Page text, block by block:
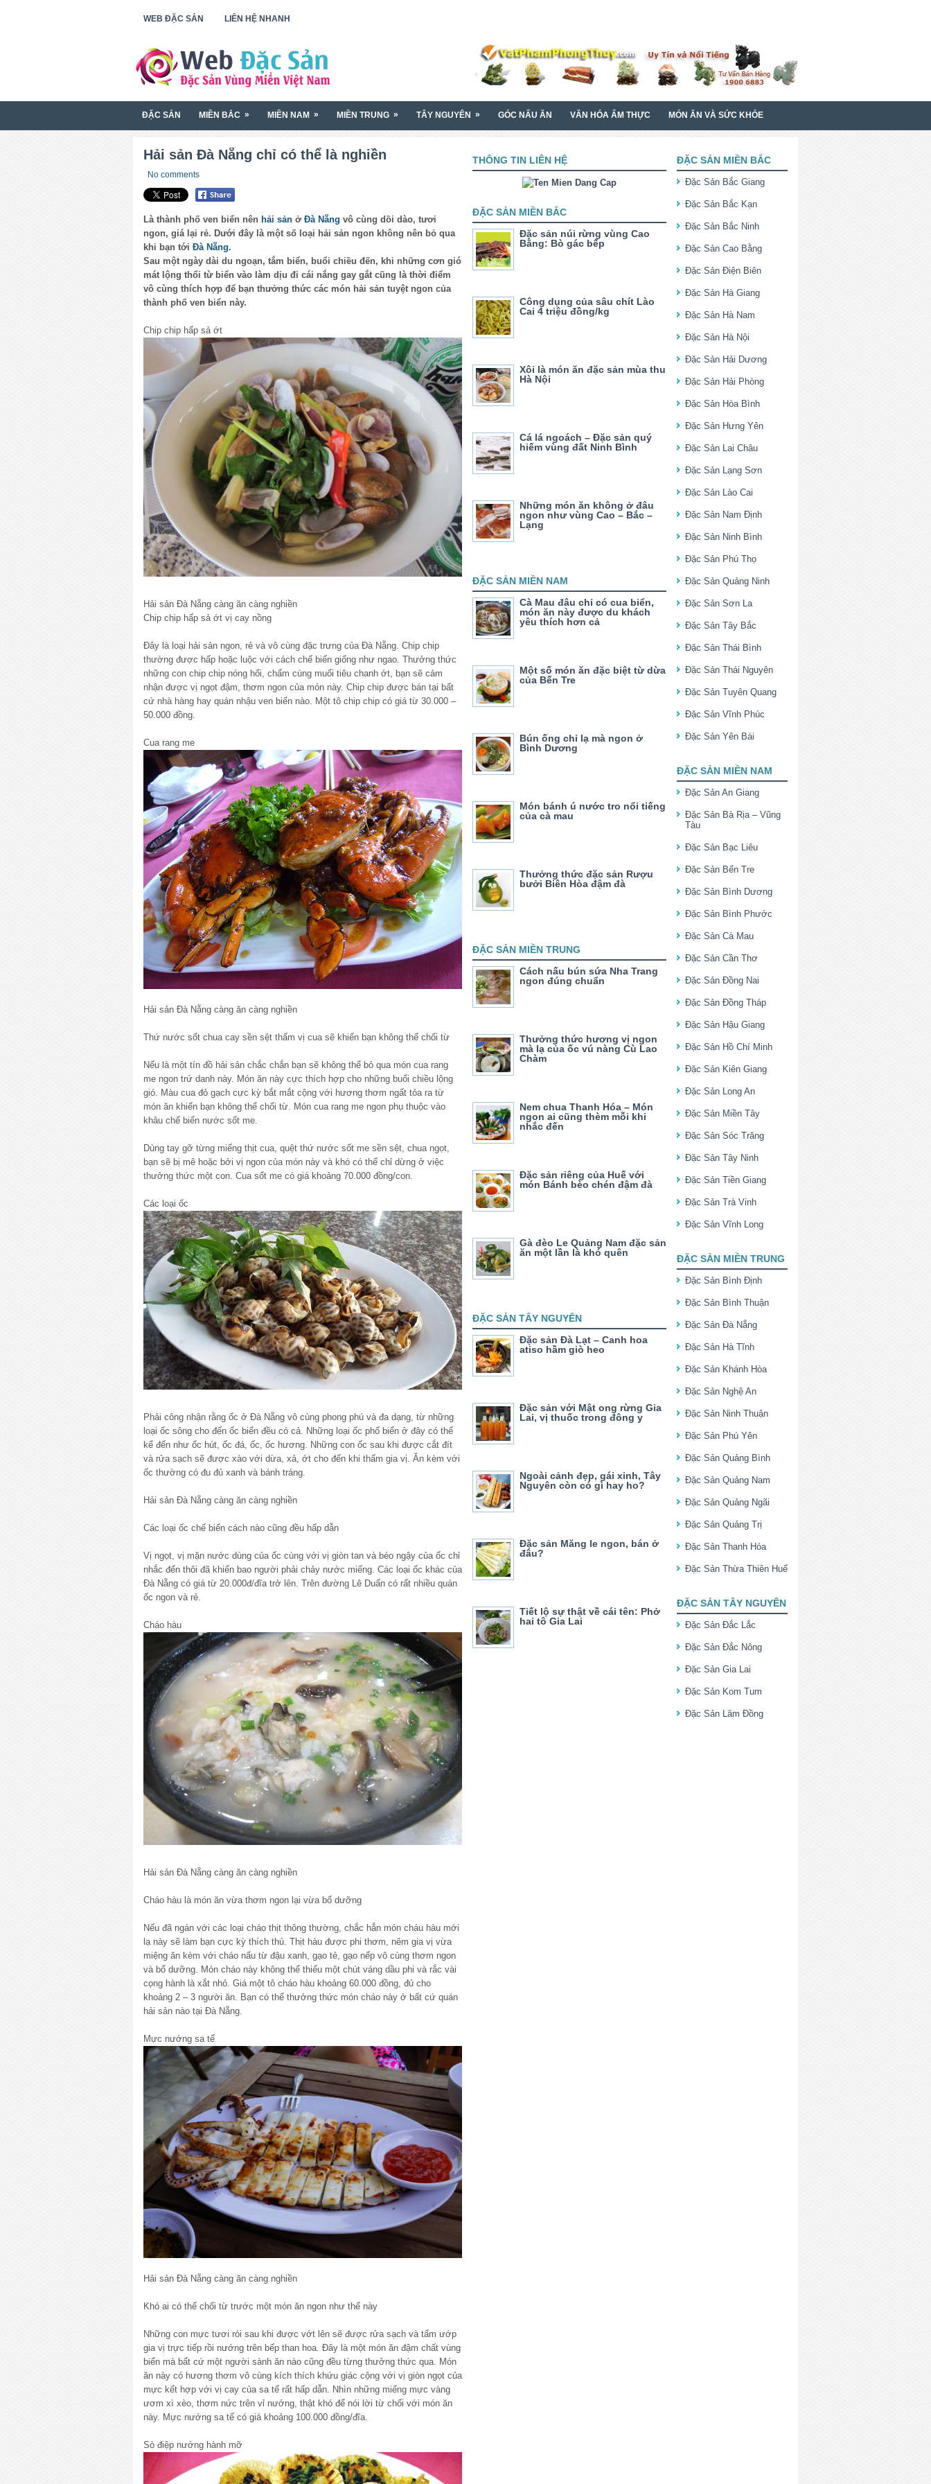
WEB ĐẶC SẢN LIÊN HỆ NHANH
ĐẶC SẢN MIỀN BẮC » MIỀN NAM » MIỀN TRUNG » TÂY NGUYÊN » GÓC NẤU ĂN VĂN HÓA ẨM THỰC MÓN ĂN VÀ SỨC KHỎE
Hải sản Đà Nẵng chỉ có thể là nghiền
No comments
Là thành phố ven biển nên hải sản ở Đà Nẵng vô cùng dồi dào, tươi
ngon, giá lại rẻ. Dưới đây là một số loại hải sản ngon không nên bỏ qua
khi bạn tới Đà Nẵng.
Sau một ngày dài du ngoạn, tắm biển, buổi chiều đến, khi những cơn gió
mát lộng thổi từ biển vào làm dịu đi cái nắng gay gắt cũng là thời điểm
vô cùng thích hợp để bạn thưởng thức các món hải sản tuyệt ngon của
thành phố ven biển này.
Chip chip hấp sả ớt
Hải sản Đà Nẵng càng ăn càng nghiền
Chip chip hấp sả ớt vị cay nồng
Đây là loại hải sản ngon, rẻ và vô cùng đặc trưng của Đà Nẵng. Chip chip
thường được hấp hoặc luộc với cách chế biến giống như ngao. Thưởng thức
những con chip chip nóng hổi, chấm cùng muối tiêu chanh ớt, bạn sẽ cảm
nhận được vị ngọt đậm, thơm ngon của món này. Chip chip được bán tại bất
cứ nhà hàng hay quán nhậu ven biển nào. Một tô chip chip có giá từ 30.000 –
50.000 đồng.
Cua rang me
Hải sản Đà Nẵng càng ăn càng nghiền
Thứ nước sốt chua cay sền sệt thấm vị cua sẽ khiến bạn không thể chối từ
Nếu là một tín đồ hải sản chắc chắn bạn sẽ không thể bỏ qua món cua rang
me ngon trứ danh này. Món ăn này cực thích hợp cho những buổi chiều lộng
gió. Màu cua đỏ gạch cực kỳ bắt mắt cộng với hương thơm ngất tỏa ra từ
món ăn khiến bạn không thể chối từ. Món cua rang me ngon phụ thuộc vào
khâu chế biến nước sốt me.
Dùng tay gỡ từng miếng thịt cua, quệt thứ nước sốt me sền sệt, chua ngọt,
bạn sẽ bị mê hoặc bởi vị ngon của món này và khó có thể chỉ dừng ở việc
thưởng thức một con. Cua sốt me có giá khoảng 70.000 đồng/con.
Các loại ốc
Phải công nhận rằng ốc ở Đà Nẵng vô cùng phong phú và đa dạng, từ những
loại ốc sông cho đến ốc biển đều có cả. Những loại ốc phổ biển ở đây có thể
kể đến như ốc hút, ốc đá, ốc, ốc hương. Những con ốc sau khi được cắt đít
và rửa sạch sẽ được xào với dừa, xả, ớt cho đến khi thấm gia vị. Ăn kèm với
ốc thường có đu đủ xanh và bánh tráng.
Hải sản Đà Nẵng càng ăn càng nghiền
Các loại ốc chế biến cách nào cũng đều hấp dẫn
Vị ngọt, vị mặn nước dùng của ốc cùng với vị giòn tan và béo ngậy của ốc chỉ
nhắc đến thôi đã khiến bao người phải chảy nước miếng. Các loại ốc khác của
Đà Nẵng có giá từ 20.000đ/đĩa trở lên. Trên đường Lê Duẩn có rất nhiều quán
ốc ngon và rẻ.
Cháo hàu
Hải sản Đà Nẵng càng ăn càng nghiền
Cháo hàu là món ăn vừa thơm ngon lại vừa bổ dưỡng
Nếu đã ngán với các loại cháo thịt thông thường, chắc hẳn món cháu hàu mới
lạ này sẽ làm bạn cực kỳ thích thú. Thịt hàu được phi thơm, nêm gia vị vừa
miệng ăn kèm với cháo nấu từ đậu xanh, gạo tẻ, gạo nếp vô cùng thơm ngon
và bổ dưỡng. Món cháo này không thể thiếu một chút váng dầu phi và rắc vài
cọng hành là xắt nhỏ. Giá một tô cháo hàu khoảng 60.000 đồng, đủ cho
khoảng 2 – 3 người ăn. Bạn có thể thưởng thức món cháo này ở bất cứ quán
hải sản nào tại Đà Nẵng.
Mực nướng sa tế
Hải sản Đà Nẵng càng ăn càng nghiền
Khó ai có thể chối từ trước một món ăn ngon như thế này
Những con mực tươi rói sau khi được vớt lên sẽ được rửa sạch và tẩm ướp
gia vị trực tiếp rồi nướng trên bếp than hoa. Đây là một món ăn đậm chất vùng
biển mà bất cứ một người sành ăn nào cũng đều từng thưởng thức qua. Món
ăn này có hương thơm vô cùng kích thích khứu giác cộng với vị giòn ngọt của
mực kết hợp với vị cay của sa tế rất hấp dẫn. Nhìn những miếng mực vàng
ươm xì xèo, thơm nức trên vỉ nướng, thật khó để nói lời từ chối với món ăn
này. Mực nướng sa tế có giá khoảng 100.000 đồng/đĩa.
Sò điệp nướng hành mỡ
THÔNG TIN LIÊN HỆ
ĐẶC SẢN MIỀN BẮC
Đặc sản núi rừng vùng Cao
Bằng: Bò gác bếp
Công dụng của sâu chít Lào
Cai 4 triệu đồng/kg
Xôi là món ăn đặc sản mùa thu
Hà Nội
Cá lá ngoách – Đặc sản quý
hiếm vùng đất Ninh Bình
Những món ăn không ở đâu
ngon như vùng Cao – Bắc –
Lạng
ĐẶC SẢN MIỀN NAM
Cà Mau đâu chỉ có cua biển,
món ăn này được du khách
yêu thích hơn cả
Một số món ăn đặc biệt từ dừa
của Bến Tre
Bún ống chỉ lạ mà ngon ở
Bình Dương
Món bánh ú nước tro nổi tiếng
của cà mau
Thưởng thức đặc sản Rượu
bưởi Biên Hòa đậm đà
ĐẶC SẢN MIỀN TRUNG
Cách nấu bún sứa Nha Trang
ngon đúng chuẩn
Thưởng thức hương vị ngon
mà lạ của ốc vú nàng Cù Lao
Chàm
Nem chua Thanh Hóa – Món
ngon ai cũng thèm mỗi khi
nhắc đến
Đặc sản riêng của Huế với
món Bánh bèo chén đậm đà
Gà đèo Le Quảng Nam đặc sản
ăn một lần là khó quên
ĐẶC SẢN TÂY NGUYÊN
Đặc sản Đà Lạt – Canh hoa
atiso hầm giò heo
Đặc sản với Mật ong rừng Gia
Lai, vị thuốc trong đông y
Ngoài cảnh đẹp, gái xinh, Tây
Nguyên còn có gì hay ho?
Đặc sản Măng le ngon, bán ở
đâu?
Tiết lộ sự thật về cái tên: Phở
hai tô Gia Lai
ĐẶC SẢN MIỀN BẮC
Đặc Sản Bắc Giang
Đặc Sản Bắc Kạn
Đặc Sản Bắc Ninh
Đặc Sản Cao Bằng
Đặc Sản Điện Biên
Đặc Sản Hà Giang
Đặc Sản Hà Nam
Đặc Sản Hà Nội
Đặc Sản Hải Dương
Đặc Sản Hải Phòng
Đặc Sản Hòa Bình
Đặc Sản Hưng Yên
Đặc Sản Lai Châu
Đặc Sản Lạng Sơn
Đặc Sản Lào Cai
Đặc Sản Nam Định
Đặc Sản Ninh Bình
Đặc Sản Phú Thọ
Đặc Sản Quảng Ninh
Đặc Sản Sơn La
Đặc Sản Tây Bắc
Đặc Sản Thái Bình
Đặc Sản Thái Nguyên
Đặc Sản Tuyên Quang
Đặc Sản Vĩnh Phúc
Đặc Sản Yên Bái
ĐẶC SẢN MIỀN NAM
Đặc Sản An Giang
Đặc Sản Bà Rịa – Vũng
Tàu
Đặc Sản Bạc Liêu
Đặc Sản Bến Tre
Đặc Sản Bình Dương
Đặc Sản Bình Phước
Đặc Sản Cà Mau
Đặc Sản Cần Thơ
Đặc Sản Đồng Nai
Đặc Sản Đồng Tháp
Đặc Sản Hậu Giang
Đặc Sản Hồ Chí Minh
Đặc Sản Kiên Giang
Đặc Sản Long An
Đặc Sản Miền Tây
Đặc Sản Sóc Trăng
Đặc Sản Tây Ninh
Đặc Sản Tiền Giang
Đặc Sản Trà Vinh
Đặc Sản Vĩnh Long
ĐẶC SẢN MIỀN TRUNG
Đặc Sản Bình Định
Đặc Sản Bình Thuận
Đặc Sản Đà Nẵng
Đặc Sản Hà Tĩnh
Đặc Sản Khánh Hòa
Đặc Sản Nghệ An
Đặc Sản Ninh Thuận
Đặc Sản Phú Yên
Đặc Sản Quảng Bình
Đặc Sản Quảng Nam
Đặc Sản Quảng Ngãi
Đặc Sản Quảng Trị
Đặc Sản Thanh Hóa
Đặc Sản Thừa Thiên Huế
ĐẶC SẢN TÂY NGUYÊN
Đặc Sản Đắc Lắc
Đặc Sản Đắc Nông
Đặc Sản Gia Lai
Đặc Sản Kom Tum
Đặc Sản Lâm Đồng